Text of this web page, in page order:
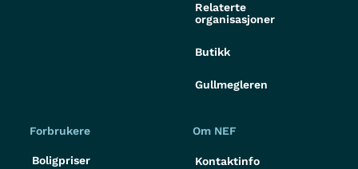
Relaterte
organisasjoner
Butikk
Gullmegleren
Forbrukere
Boligpriser
Om NEF
Kontaktinfo